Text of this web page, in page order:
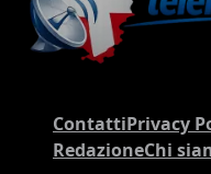
ContattiPrivacy
RedazioneChi